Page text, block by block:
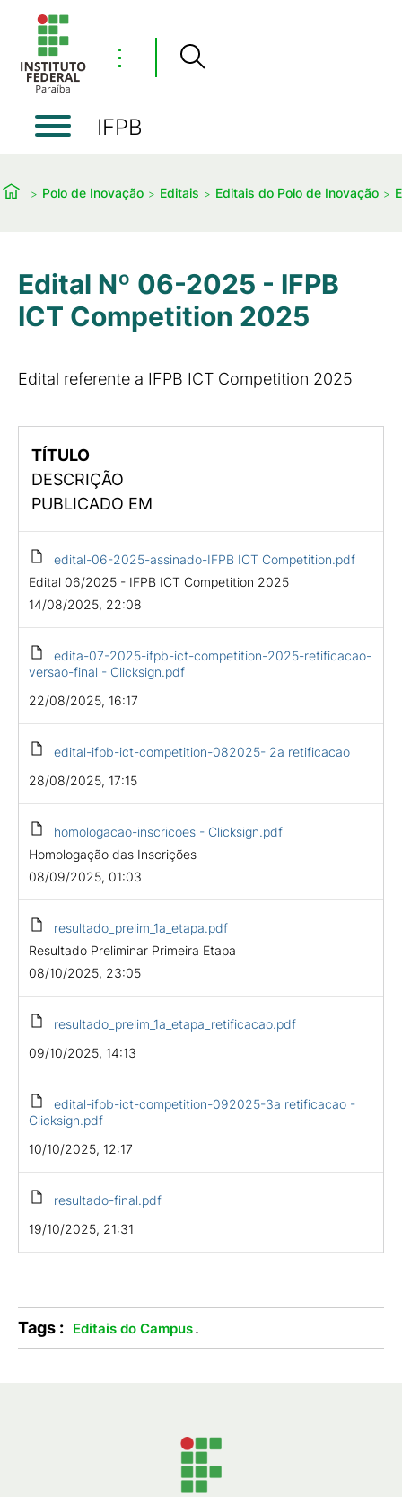
⋮
IFPB
Polo de Inovação Editais Editais do Polo de Inovação
Edital Nº 06-2025 - IFPB
ICT Competition 2025
Edital referente a IFPB ICT Competition 2025
TÍTULO
DESCRIÇÃO
PUBLICADO EM
edital-06-2025-assinado-IFPB ICT Competition.pdf
Edital 06/2025 - IFPB ICT Competition 2025
14/08/2025, 22:08
edita-07-2025-ifpb-ict-competition-2025-retificacao-
versao-final - Clicksign.pdf
22/08/2025, 16:17
edital-ifpb-ict-competition-082025- 2a retificacao
28/08/2025, 17:15
homologacao-inscricoes - Clicksign.pdf
Homologação das Inscrições
08/09/2025, 01:03
resultado_prelim_1a_etapa.pdf
Resultado Preliminar Primeira Etapa
08/10/2025, 23:05
resultado_prelim_1a_etapa_retificacao.pdf
09/10/2025, 14:13
edital-ifpb-ict-competition-092025-3a retificacao -
Clicksign.pdf
10/10/2025, 12:17
resultado-final.pdf
19/10/2025, 21:31
Tags : Editais do Campus.